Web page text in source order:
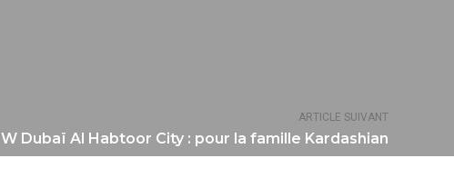
ARTICLE SUIVANT
W Dubaï Al Habtoor City : pour la famille Kardashian